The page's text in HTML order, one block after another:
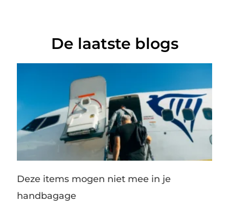
De laatste blogs
Deze items mogen niet mee in je
handbagage